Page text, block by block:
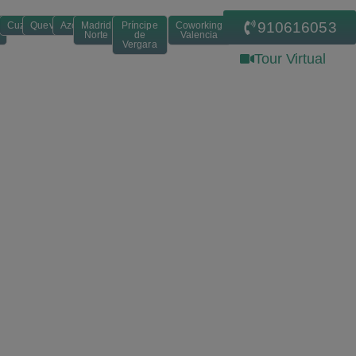
CuzcoQuevedo
Azca Madrid
Norte
Príncipe
de
Vergara
Coworking
Valencia
910616053
Tour Virtual